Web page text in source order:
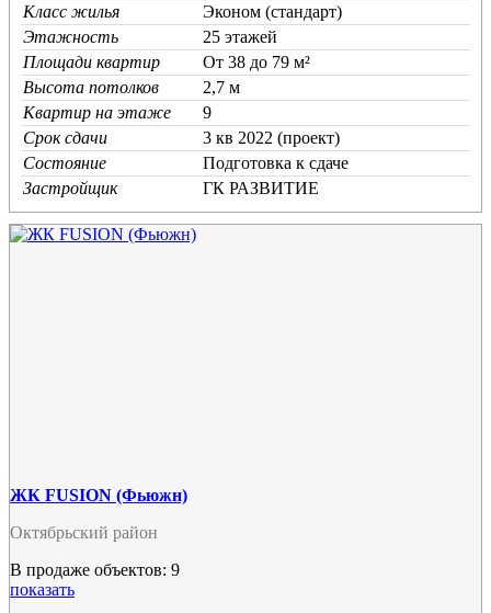
Класс жилья
Эконом (стандарт)
Этажность
25 этажей
Площади квартир
От 38 до 79 м²
Высота потолков
2,7 м
Квартир на этаже
9
Срок сдачи
3 кв 2022 (проект)
Состояние
Подготовка к сдаче
Застройщик
ГК РАЗВИТИЕ
ЖК FUSION (Фьюжн)
Октябрьский район
В продаже объектов: 9
показать